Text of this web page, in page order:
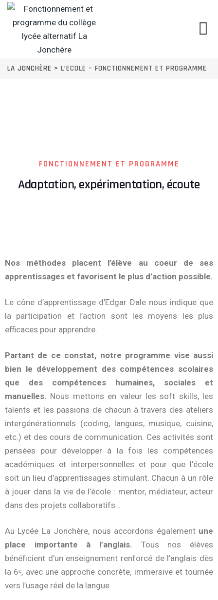
LA JONCHÈRE > L’ECOLE – FONCTIONNEMENT ET PROGRAMME
FONCTIONNEMENT ET PROGRAMME
Adaptation, expérimentation, écoute
Nos méthodes placent l’élève au coeur de ses
apprentissages et favorisent le plus d’action possible.
Le cône d’apprentissage d’Edgar Dale nous indique que
la participation et l’action sont les moyens les plus
efficaces pour apprendre.
Partant de ce constat, notre programme vise aussi
bien le développement des compétences scolaires
que des compétences humaines, sociales et
manuelles. Nous mettons en valeur les soft skills, les
talents et les passions de chacun à travers des ateliers
intergénérationnels (coding, langues, musique, cuisine,
etc.) et des cours de communication. Ces activités sont
pensées pour développer à la fois les compétences
académiques et interpersonnelles et pour que l’école
soit un lieu d’apprentissages stimulant. Chacun à un rôle
à jouer dans la vie de l’école : mentor, médiateur, acteur
dans des projets collaboratifs…
Au Lycée La Jonchère, nous accordons également une
place importante à l’anglais. Tous nos élèves
bénéficient d’un enseignement renforcé de l’anglais dès
la 6ᵉ, avec une approche concrète, immersive et tournée
vers l’usage réel de la langue.